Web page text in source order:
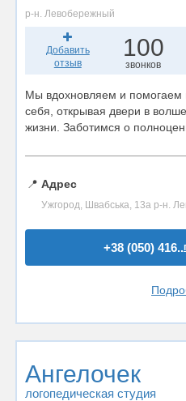
р-н. Левобережный
Добавить
отзыв
100
звонков
Мы вдохновляем и помогаем
себя, открывая двери в
жизни. Заботимся о
📍 Адрес
Ужгород, Швабська, 13а р-н.
+38 (050) 416..
Ангелочек
логопедическая студия